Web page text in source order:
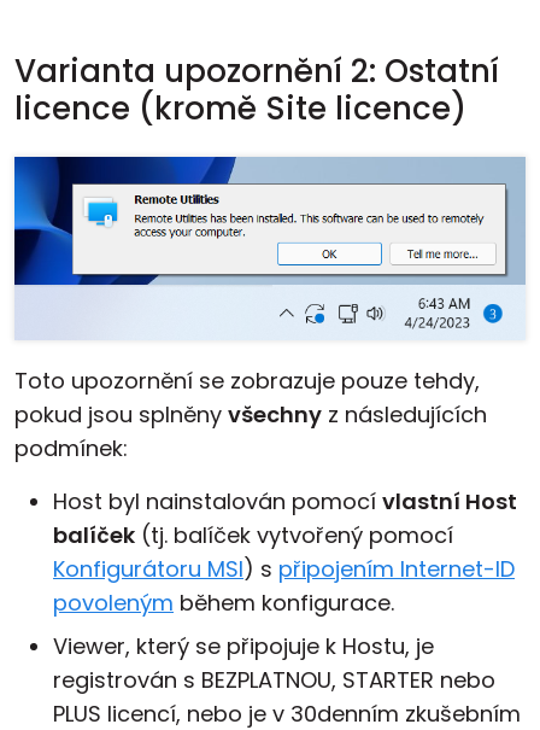
Varianta upozornění 2: Ostatní
licence (kromě Site licence)
Toto upozornění se zobrazuje pouze tehdy,
pokud jsou splněny všechny z následujících
podmínek:
Host byl nainstalován pomocí vlastní Host
balíček (tj. balíček vytvořený pomocí
Konfigurátoru MSI) s připojením Internet-ID
povoleným během konfigurace.
Viewer, který se připojuje k Hostu, je
registrován s BEZPLATNOU, STARTER nebo
PLUS licencí, nebo je v 30denním zkušebním